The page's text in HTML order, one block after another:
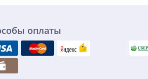
оплаты